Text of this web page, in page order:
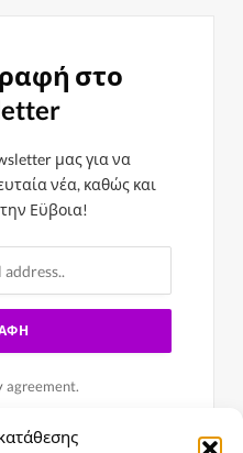
στο
μας για να
νέα, καθώς και
Εϋβοια!
agreement.